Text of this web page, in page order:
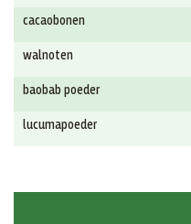
cacaobonen
walnoten
baobab poeder
lucumapoeder